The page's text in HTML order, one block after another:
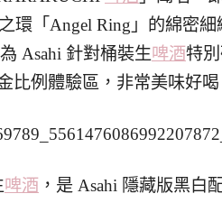
環「Angel Ring」的綿密
Asahi 針對桶裝生啤酒特
比例體驗區，非常美味好喝
啤酒 ，是 Asahi 隱藏版黑白